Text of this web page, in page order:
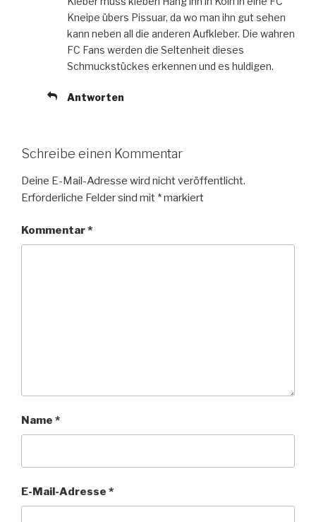
Kneipe übers Pissuar, da wo man ihn gut sehen
kann neben all die anderen Aufkleber. Die wahren
FC Fans werden die Seltenheit dieses
Schmuckstückes erkennen und es huldigen.
Antworten
Schreibe einen Kommentar
Deine E-Mail-Adresse wird nicht veröffentlicht.
Erforderliche Felder sind mit *markiert
Kommentar*
Name *
E-Mail-Adresse *